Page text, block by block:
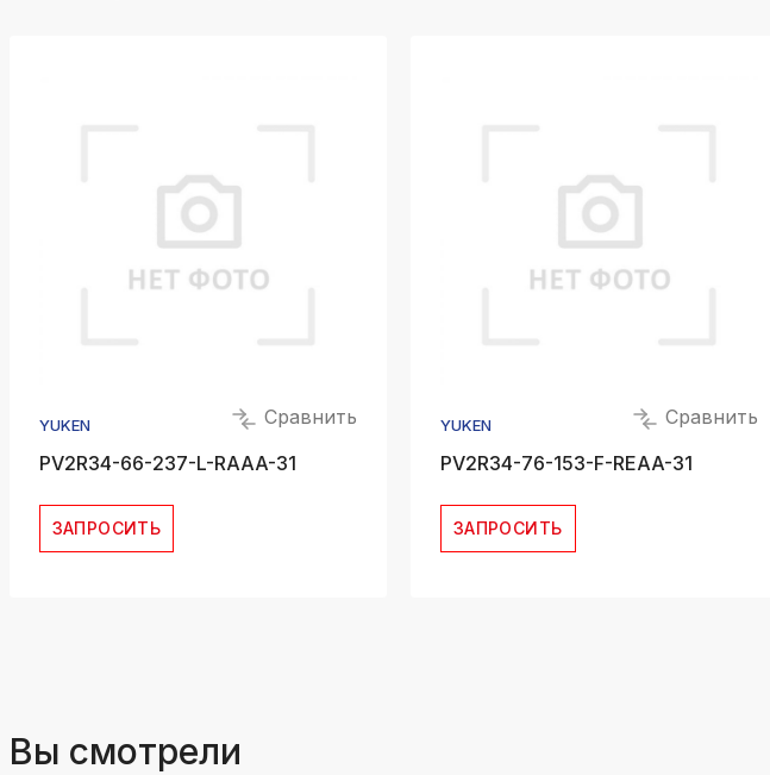
YUKEN
Сравнить
PV2R34-66-237-L-RAAA-31
ЗАПРОСИТЬ
YUKEN
Сравнить
PV2R34-76-153-F-REAA-31
ЗАПРОСИТЬ
Вы смотрели